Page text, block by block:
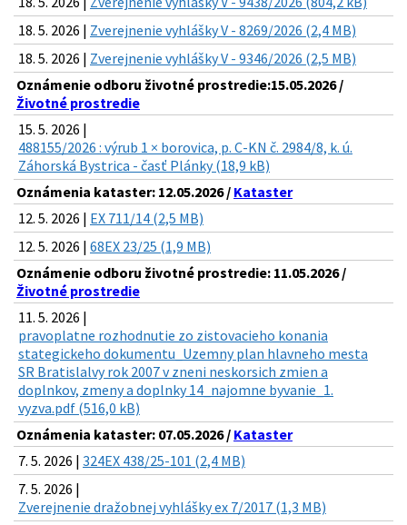
18. 5. 2026 | Zverejnenie vyhlášky V - 8269/2026 (2,4 MB)
18. 5. 2026 | Zverejnenie vyhlášky V - 9346/2026 (2,5 MB)
Oznámenie odboru životné prostredie:15.05.2026 /
Životné prostredie
15. 5. 2026 |
488155/2026 : výrub 1 × borovica, p. C-KN č. 2984/8, k. ú.
Záhorská Bystrica - časť Plánky (18,9 kB)
Oznámenia kataster: 12.05.2026 / Kataster
12. 5. 2026 | EX 711/14 (2,5 MB)
12. 5. 2026 | 68EX 23/25 (1,9 MB)
Oznámenie odboru životné prostredie: 11.05.2026 /
Životné prostredie
11. 5. 2026 |
pravoplatne rozhodnutie zo zistovacieho konania
stategickeho dokumentu_Uzemny plan hlavneho mesta
SR Bratislalvy rok 2007 v zneni neskorsich zmien a
doplnkov, zmeny a doplnky 14_najomne byvanie_1.
vyzva.pdf (516,0 kB)
Oznámenia kataster: 07.05.2026 / Kataster
7. 5. 2026 | 324EX 438/25-101 (2,4 MB)
7. 5. 2026 |
Zverejnenie dražobnej vyhlášky ex 7/2017 (1,3 MB)